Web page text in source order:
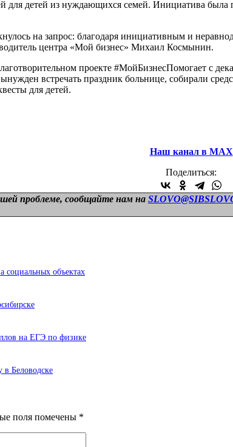
для детей из нуждающихся семей. Инициатива
на запрос: благодаря инициативным и
центра «Мой бизнес» Михаил Космынин.
проекте #МойБизнесПомогает с
встречать праздник больнице, собирали
для детей.
Наш канал в МАХ
Поделиться:
проблеме, сообщайте нам на
социальных объектах
на ЕГЭ по физике
в Беловодске
поля помечены *